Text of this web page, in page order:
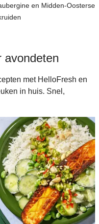
en Midden-Oosterse
avondeten
met HelloFresh en
in huis. Snel,